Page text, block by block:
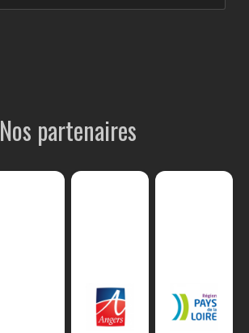
Nos partenaires